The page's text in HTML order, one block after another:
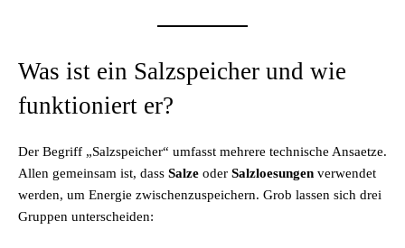
Was ist ein Salzspeicher und wie
funktioniert er?
Der Begriff „Salzspeicher“ umfasst mehrere technische Ansaetze.
Allen gemeinsam ist, dass Salze oder Salzloesungen verwendet
werden, um Energie zwischenzuspeichern. Grob lassen sich drei
Gruppen unterscheiden: